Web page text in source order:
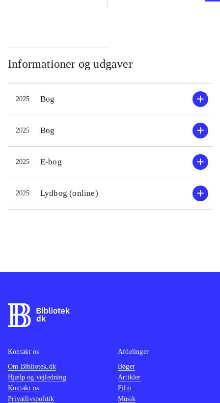
Informationer og udgaver
2025 Bog
2025 Bog
2025 E-bog
2025 Lydbog (online)
Kontakt os
Om Bibliotek.dk
Hjælp og vejledning
Kontakt os
Privatlivspolitik
Afdelinger
Bøger
Artikler
Film
Musik